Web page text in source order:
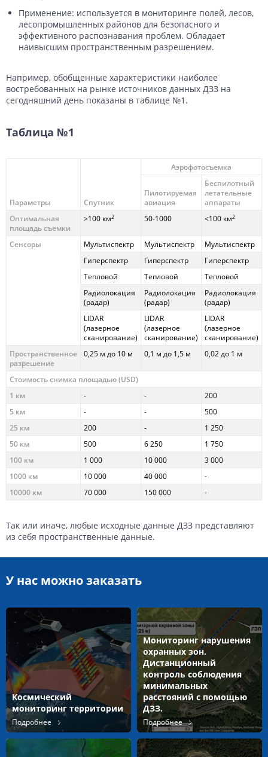
Применение: используется в мониторинге полей, лесов,
лесопромышленных районов для безопасного и
эффективного распознавания проблем. Обладает
наивысшим пространственным разрешением.
Например, обобщенные характеристики наиболее
востребованных на рынке источников данных ДЗЗ на
сегодняшний день показаны в таблице №1.
Таблица №1
Параметры Cпутник
Аэрофотосъемка
Пилотируемая
авиация
Беспилотный
летательные
аппараты
Оптимальная
площадь съемки
>100 км2 50-1000 <100 км2
Cенсоры Мультиспектр Мультиспектр
Мультиспектр
Гиперспектр
Гиперспектр
Гиперспектр
Тепловой
Тепловой
Тепловой
Радиолокация
(радар)
Радиолокация
(радар)
Радиолокация
(радар)
LIDAR
(лазерное
сканирование)
LIDAR
(лазерное
сканирование)
LIDAR
(лазерное
сканирование)
Пространственное
разрешение
0,25 м до 10 м 0,1 м до 1,5 м 0,02 до 1 м
Стоимость снимка площадью (USD)
1 км
- -
200
5 км
- -
500
25 км
200 -
1 250
50 км
500 6 250
1 750
100 км
1 000 10 000
3 000
1000 км
10 000 40 000
-
10000 км
70 000 150 000 -
Так или иначе, любые исходные данные ДЗЗ представляют
из себя пространственные данные.
У нас можно заказать
Космический
мониторинг территории
Подробнее
Мониторинг нарушения
охранных зон.
Дистанционный
контроль соблюдения
минимальных
расстояний с помощью
ДЗЗ.
Подробнее